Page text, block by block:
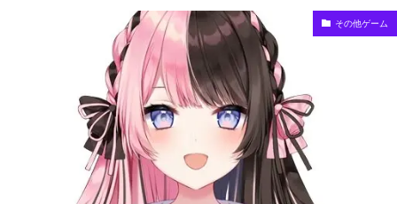
その他ゲーム